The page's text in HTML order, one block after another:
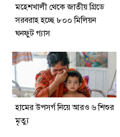
মহেশখালী থেকে জাতীয় গ্রিডে
সরবরাহ হচ্ছে ৮০০ মিলিয়ন
ঘনফুট গ্যাস
হামের উপসর্গ নিয়ে আরও ৬ শিশুর
মৃত্যু